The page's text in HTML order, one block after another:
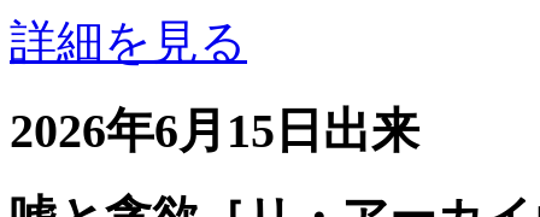
詳細を見る
2026年6月15日出来